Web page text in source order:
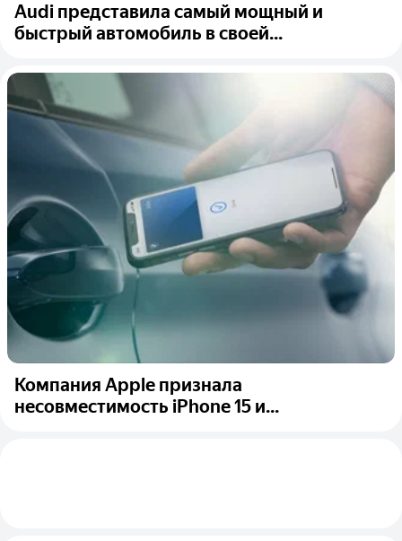
Audi представила самый мощный и
быстрый автомобиль в своей...
Компания Apple признала
несовместимость iPhone 15 и...